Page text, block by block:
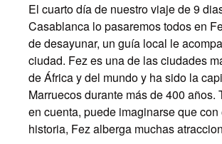
El cuarto día de nuestro viaje de 9
Casablanca lo pasaremos todos en
de desayunar, un guía local le
ciudad. Fez es una de las ciudades
de África y del mundo y ha sido la
Marruecos durante más de 400 años.
en cuenta, puede imaginarse que con
historia, Fez alberga muchas